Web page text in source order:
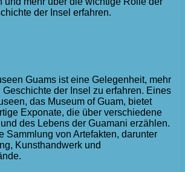
der Insel erfahren.
Guams ist eine Gelegenheit, mehr
der Insel zu erfahren. Eines
das Museum of Guam, bietet
Exponate, die über verschiedene
des Lebens der Guamani erzählen.
Sammlung von Artefakten, darunter
Kunsthandwerk und